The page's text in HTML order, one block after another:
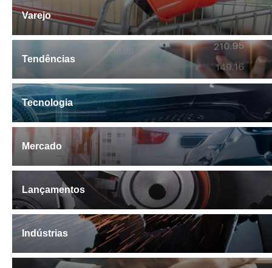
Varejo
Tendências
Tecnologia
Mercado
Lançamentos
Indústrias